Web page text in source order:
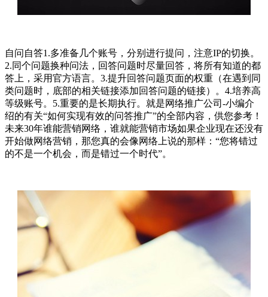
自问自答1.多准备几个账号，分别进行提问，注意IP的切换。
2.同个问题换种问法，回答问题时尽量回答，将所有知道的都
答上，采用官方语言。3.提升回答问题页面的权重（在遇到同
类问题时，底部的相关链接添加回答问题的链接）。4.培养高
等级账号。5.重要的是长期执行。就是网络推广公司-小编介
绍的有关“如何实现有效的问答推广”的全部内容，供您参考！
未来30年谁能营销网络，谁就能营销市场如果企业现在还没有
开始做网络营销，那您真的会像网络上说的那样：“您将错过
的不是一个机会，而是错过一个时代”。